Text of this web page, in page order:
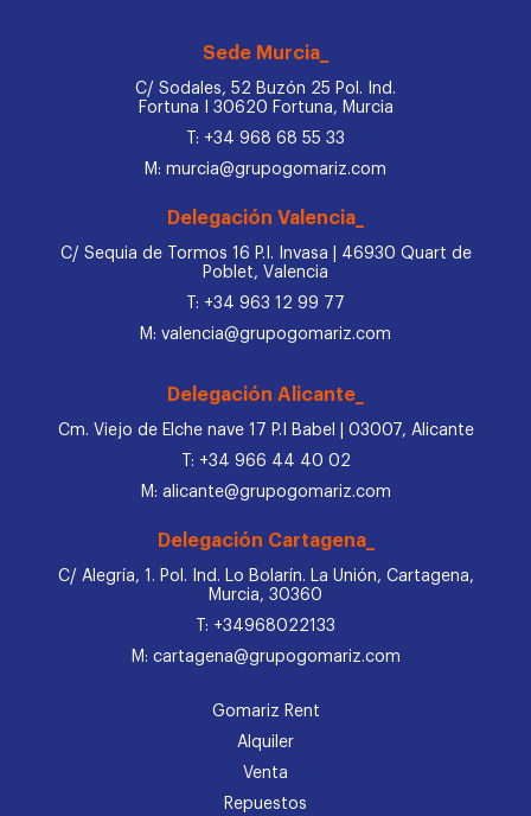
Sede Murcia_
C/ Sodales, 52 Buzón 25 Pol. Ind.
Fortuna I 30620 Fortuna, Murcia
T: +34 968 68 55 33
M: murcia@grupogomariz.com
Delegación Valencia_
C/ Sequia de Tormos 16 P.I. Invasa | 46930 Quart de
Poblet, Valencia
T: +34 963 12 99 77
M: valencia@grupogomariz.com
Delegación Alicante_
Cm. Viejo de Elche nave 17 P.I Babel | 03007, Alicante
T: +34 966 44 40 02
M: alicante@grupogomariz.com
Delegación Cartagena_
C/ Alegría, 1. Pol. Ind. Lo Bolarín. La Unión, Cartagena,
Murcia, 30360
T: +34968022133
M: cartagena@grupogomariz.com
Gomariz Rent
Alquiler
Venta
Repuestos